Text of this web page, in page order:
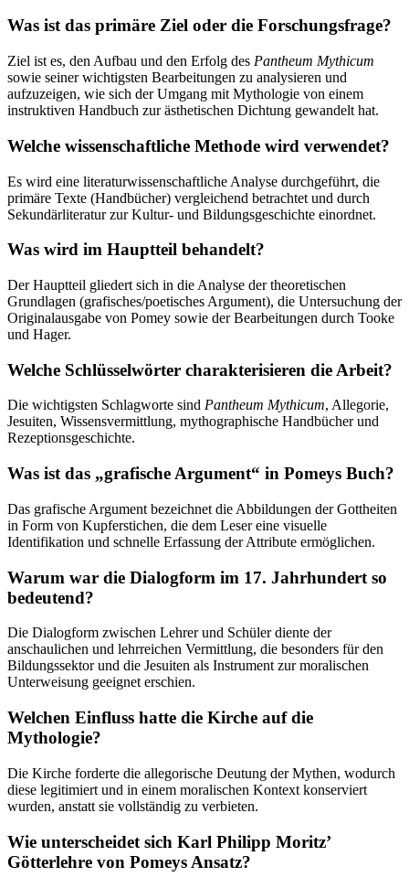
Was ist das primäre Ziel oder die Forschungsfrage?
Ziel ist es, den Aufbau und den Erfolg des Pantheum Mythicum
sowie seiner wichtigsten Bearbeitungen zu analysieren und
aufzuzeigen, wie sich der Umgang mit Mythologie von einem
instruktiven Handbuch zur ästhetischen Dichtung gewandelt hat.
Welche wissenschaftliche Methode wird verwendet?
Es wird eine literaturwissenschaftliche Analyse durchgeführt, die
primäre Texte (Handbücher) vergleichend betrachtet und durch
Sekundärliteratur zur Kultur- und Bildungsgeschichte einordnet.
Was wird im Hauptteil behandelt?
Der Hauptteil gliedert sich in die Analyse der theoretischen
Grundlagen (grafisches/poetisches Argument), die Untersuchung der
Originalausgabe von Pomey sowie der Bearbeitungen durch Tooke
und Hager.
Welche Schlüsselwörter charakterisieren die Arbeit?
Die wichtigsten Schlagworte sind Pantheum Mythicum, Allegorie,
Jesuiten, Wissensvermittlung, mythographische Handbücher und
Rezeptionsgeschichte.
Was ist das „grafische Argument“ in Pomeys Buch?
Das grafische Argument bezeichnet die Abbildungen der Gottheiten
in Form von Kupferstichen, die dem Leser eine visuelle
Identifikation und schnelle Erfassung der Attribute ermöglichen.
Warum war die Dialogform im 17. Jahrhundert so
bedeutend?
Die Dialogform zwischen Lehrer und Schüler diente der
anschaulichen und lehrreichen Vermittlung, die besonders für den
Bildungssektor und die Jesuiten als Instrument zur moralischen
Unterweisung geeignet erschien.
Welchen Einfluss hatte die Kirche auf die
Mythologie?
Die Kirche forderte die allegorische Deutung der Mythen, wodurch
diese legitimiert und in einem moralischen Kontext konserviert
wurden, anstatt sie vollständig zu verbieten.
Wie unterscheidet sich Karl Philipp Moritz’
Götterlehre von Pomeys Ansatz?